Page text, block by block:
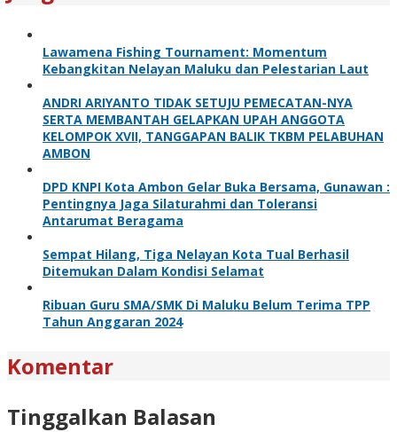
Lawamena Fishing Tournament: Momentum
Kebangkitan Nelayan Maluku dan Pelestarian Laut
ANDRI ARIYANTO TIDAK SETUJU PEMECATAN-NYA
SERTA MEMBANTAH GELAPKAN UPAH ANGGOTA
KELOMPOK XVII, TANGGAPAN BALIK TKBM PELABUHAN
AMBON
DPD KNPI Kota Ambon Gelar Buka Bersama, Gunawan :
Pentingnya Jaga Silaturahmi dan Toleransi
Antarumat Beragama
Sempat Hilang, Tiga Nelayan Kota Tual Berhasil
Ditemukan Dalam Kondisi Selamat
Ribuan Guru SMA/SMK Di Maluku Belum Terima TPP
Tahun Anggaran 2024
Komentar
Tinggalkan Balasan